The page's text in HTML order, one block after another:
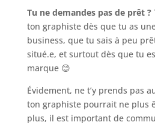
Tu ne demandes pas de prêt ?
ton graphiste dès que tu as
business, que tu sais à peu
situé.e, et surtout dès que tu
marque 😊
Évidement, ne t’y prends pas
ton graphiste pourrait ne plus
plus, il est important de